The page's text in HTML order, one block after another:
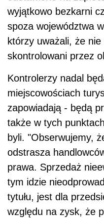
wyjątkowo bezkarni
spoza województwa
którzy uważali, że
skontrolowani przez
Kontrolerzy nadal
miejscowościach
zapowiadają - będą
także w tych
byli. "Obserwujemy,
odstrasza
prawa. Sprzedaż
tym idzie
tytułu, jest dla
względu na zysk, że